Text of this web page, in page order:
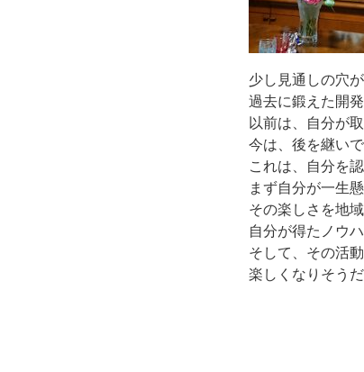
少し見通しの穴
過去に鍛えた開
以前は、自分が
今は、後を継い
これは、自分を
まず自分が一生
その楽しさを地
自分が得たノウハ
そして、その活
楽しくなりそうだ